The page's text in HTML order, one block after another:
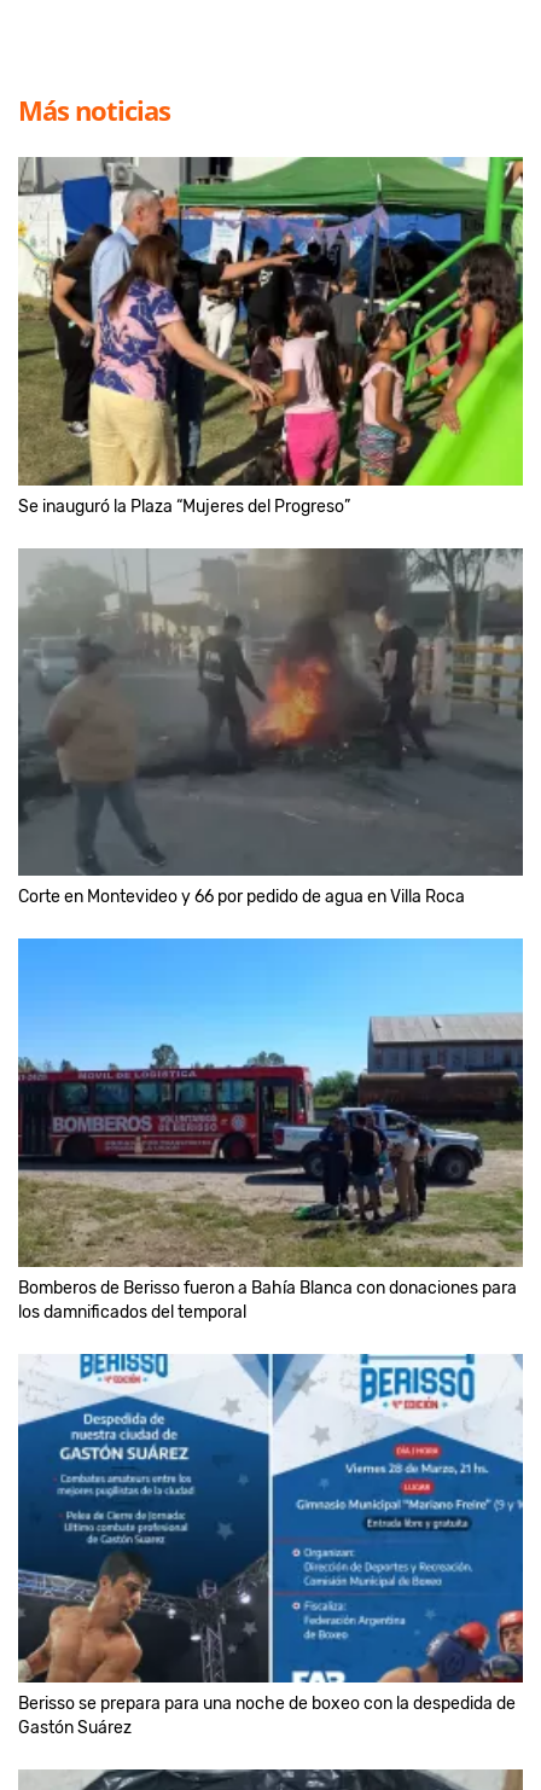
Más noticias
Se inauguró la Plaza “Mujeres del Progreso”
Corte en Montevideo y 66 por pedido de agua en Villa Roca
Bomberos de Berisso fueron a Bahía Blanca con donaciones para
los damnificados del temporal
Berisso se prepara para una noche de boxeo con la despedida de
Gastón Suárez